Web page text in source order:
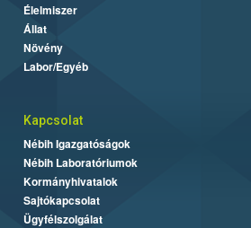
Élelmiszer
Állat
Növény
Labor/Egyéb
Kapcsolat
Nébih Igazgatóságok
Nébih Laboratóriumok
Kormányhivatalok
Sajtókapcsolat
Ügyfélszolgálat